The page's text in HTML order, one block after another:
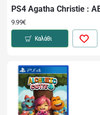
PS4 Agatha Christie :
9.99€
Καλάθι